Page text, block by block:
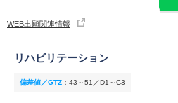
WEB出願関連情報
リハビリテーション
偏差値／GTZ ： 43～51／D1～C3